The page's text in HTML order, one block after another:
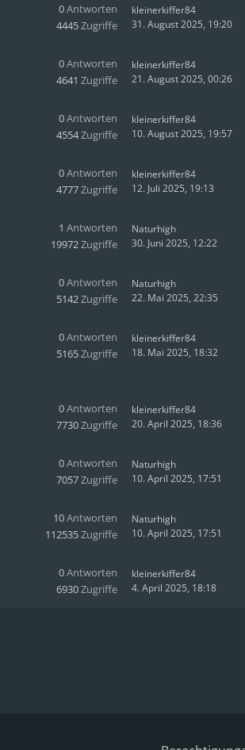
0Antworten
4445Zugriffe
kleinerkiffer84
31. August 2025, 19:20
0Antworten
4641 Zugriffe
kleinerkiffer84
21. August 2025, 00:26
0Antworten
4554Zugriffe
kleinerkiffer84
10. August 2025, 19:57
0Antworten
4777Zugriffe
kleinerkiffer84
12. Juli 2025, 19:13
1 Antworten
19972Zugriffe
Naturhigh
30. Juni 2025, 12:22
0Antworten
5142Zugriffe
Naturhigh
22. Mai 2025, 22:35
0Antworten
5165Zugriffe
kleinerkiffer84
18. Mai 2025, 18:32
0Antworten
7730Zugriffe
kleinerkiffer84
20. April 2025, 18:36
0Antworten
7057Zugriffe
Naturhigh
10. April 2025, 17:51
10Antworten
112535Zugriffe
Naturhigh
10. April 2025, 17:51
0Antworten
6930Zugriffe
kleinerkiffer84
4. April 2025, 18:18